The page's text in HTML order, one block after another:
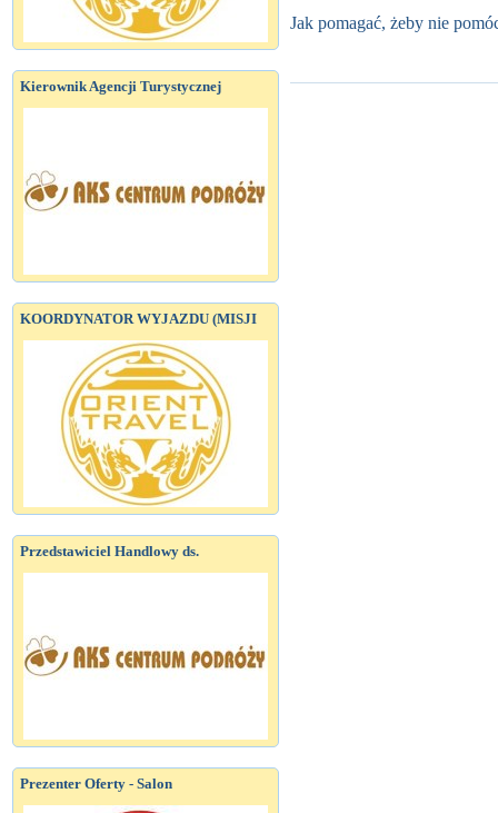
Kierownik Agencji Turystycznej
KOORDYNATOR WYJAZDU (MISJI
Przedstawiciel Handlowy ds.
Prezenter Oferty - Salon
Jak pomagać, żeby nie